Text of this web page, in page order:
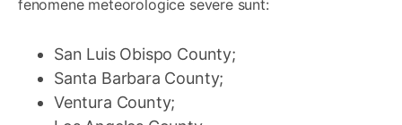
fenomene meteorologice severe sunt:
San Luis Obispo County;
Santa Barbara County;
Ventura County;